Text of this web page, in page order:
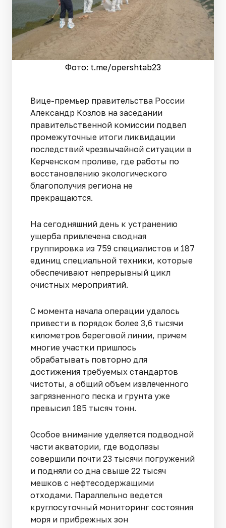
Фото: t.me/opershtab23
Вице-премьер правительства России
Александр Козлов на заседании
правительственной комиссии подвел
промежуточные итоги ликвидации
последствий чрезвычайной ситуации в
Керченском проливе, где работы по
восстановлению экологического
благополучия региона не
прекращаются.
На сегодняшний день к устранению
ущерба привлечена сводная
группировка из 759 специалистов и 187
единиц специальной техники, которые
обеспечивают непрерывный цикл
очистных мероприятий.
С момента начала операции удалось
привести в порядок более 3,6 тысячи
километров береговой линии, причем
многие участки пришлось
обрабатывать повторно для
достижения требуемых стандартов
чистоты, а общий объем извлеченного
загрязненного песка и грунта уже
превысил 185 тысяч тонн.
Особое внимание уделяется подводной
части акватории, где водолазы
совершили почти 23 тысячи погружений
и подняли со дна свыше 22 тысяч
мешков с нефтесодержащими
отходами. Параллельно ведется
круглосуточный мониторинг состояния
моря и прибрежных зон